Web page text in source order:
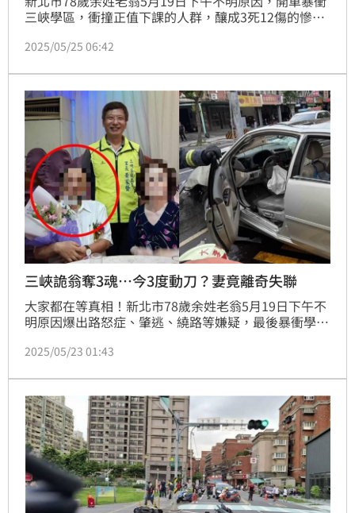
三峽學區，衝撞正值下課的人群，釀成3死12傷的慘
療，意識不清，尚無法製作筆錄；由於此案引發社會關
筆錄，釐清案情。
2025/05/25 06:42
三峽詭翁奪3魂…今3度動刀？妻竟離奇失聯
大家都在等真相！新北市78歲余姓老翁5月19日下午不
明原因爆出路怒症、肇逃、繞路等嫌疑，最後暴衝學
胸腔積血、合併氣胸，接受兩次手術後仍在亞東醫院加
第三次刀，卻找不到妻子，醫院緊急請警方尋人！
2025/05/23 01:43